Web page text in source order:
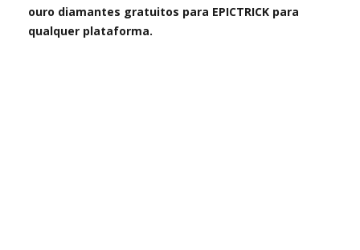
ouro diamantes gratuitos para EPICTRICK para
qualquer plataforma.